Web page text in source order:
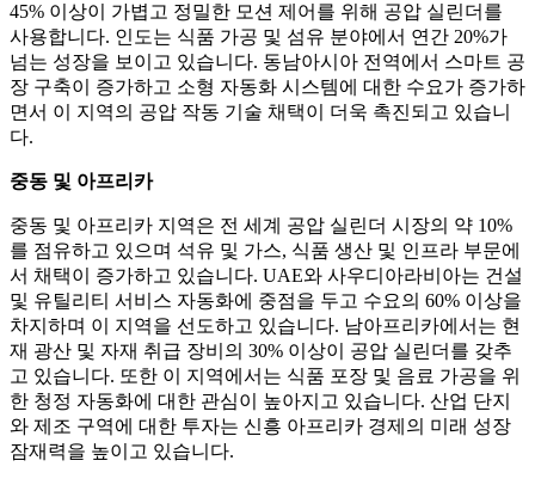
45% 이상이 가볍고 정밀한 모션 제어를 위해 공압 실린더를
사용합니다. 인도는 식품 가공 및 섬유 분야에서 연간 20%가
넘는 성장을 보이고 있습니다. 동남아시아 전역에서 스마트 공
장 구축이 증가하고 소형 자동화 시스템에 대한 수요가 증가하
면서 이 지역의 공압 작동 기술 채택이 더욱 촉진되고 있습니
다.
중동 및 아프리카
중동 및 아프리카 지역은 전 세계 공압 실린더 시장의 약 10%
를 점유하고 있으며 석유 및 가스, 식품 생산 및 인프라 부문에
서 채택이 증가하고 있습니다. UAE와 사우디아라비아는 건설
및 유틸리티 서비스 자동화에 중점을 두고 수요의 60% 이상을
차지하며 이 지역을 선도하고 있습니다. 남아프리카에서는 현
재 광산 및 자재 취급 장비의 30% 이상이 공압 실린더를 갖추
고 있습니다. 또한 이 지역에서는 식품 포장 및 음료 가공을 위
한 청정 자동화에 대한 관심이 높아지고 있습니다. 산업 단지
와 제조 구역에 대한 투자는 신흥 아프리카 경제의 미래 성장
잠재력을 높이고 있습니다.